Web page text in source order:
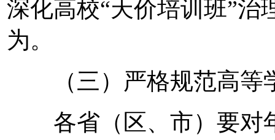
深化高校“天价培训班”治
为。
（三）严格规范高等
各省（区、市）要对